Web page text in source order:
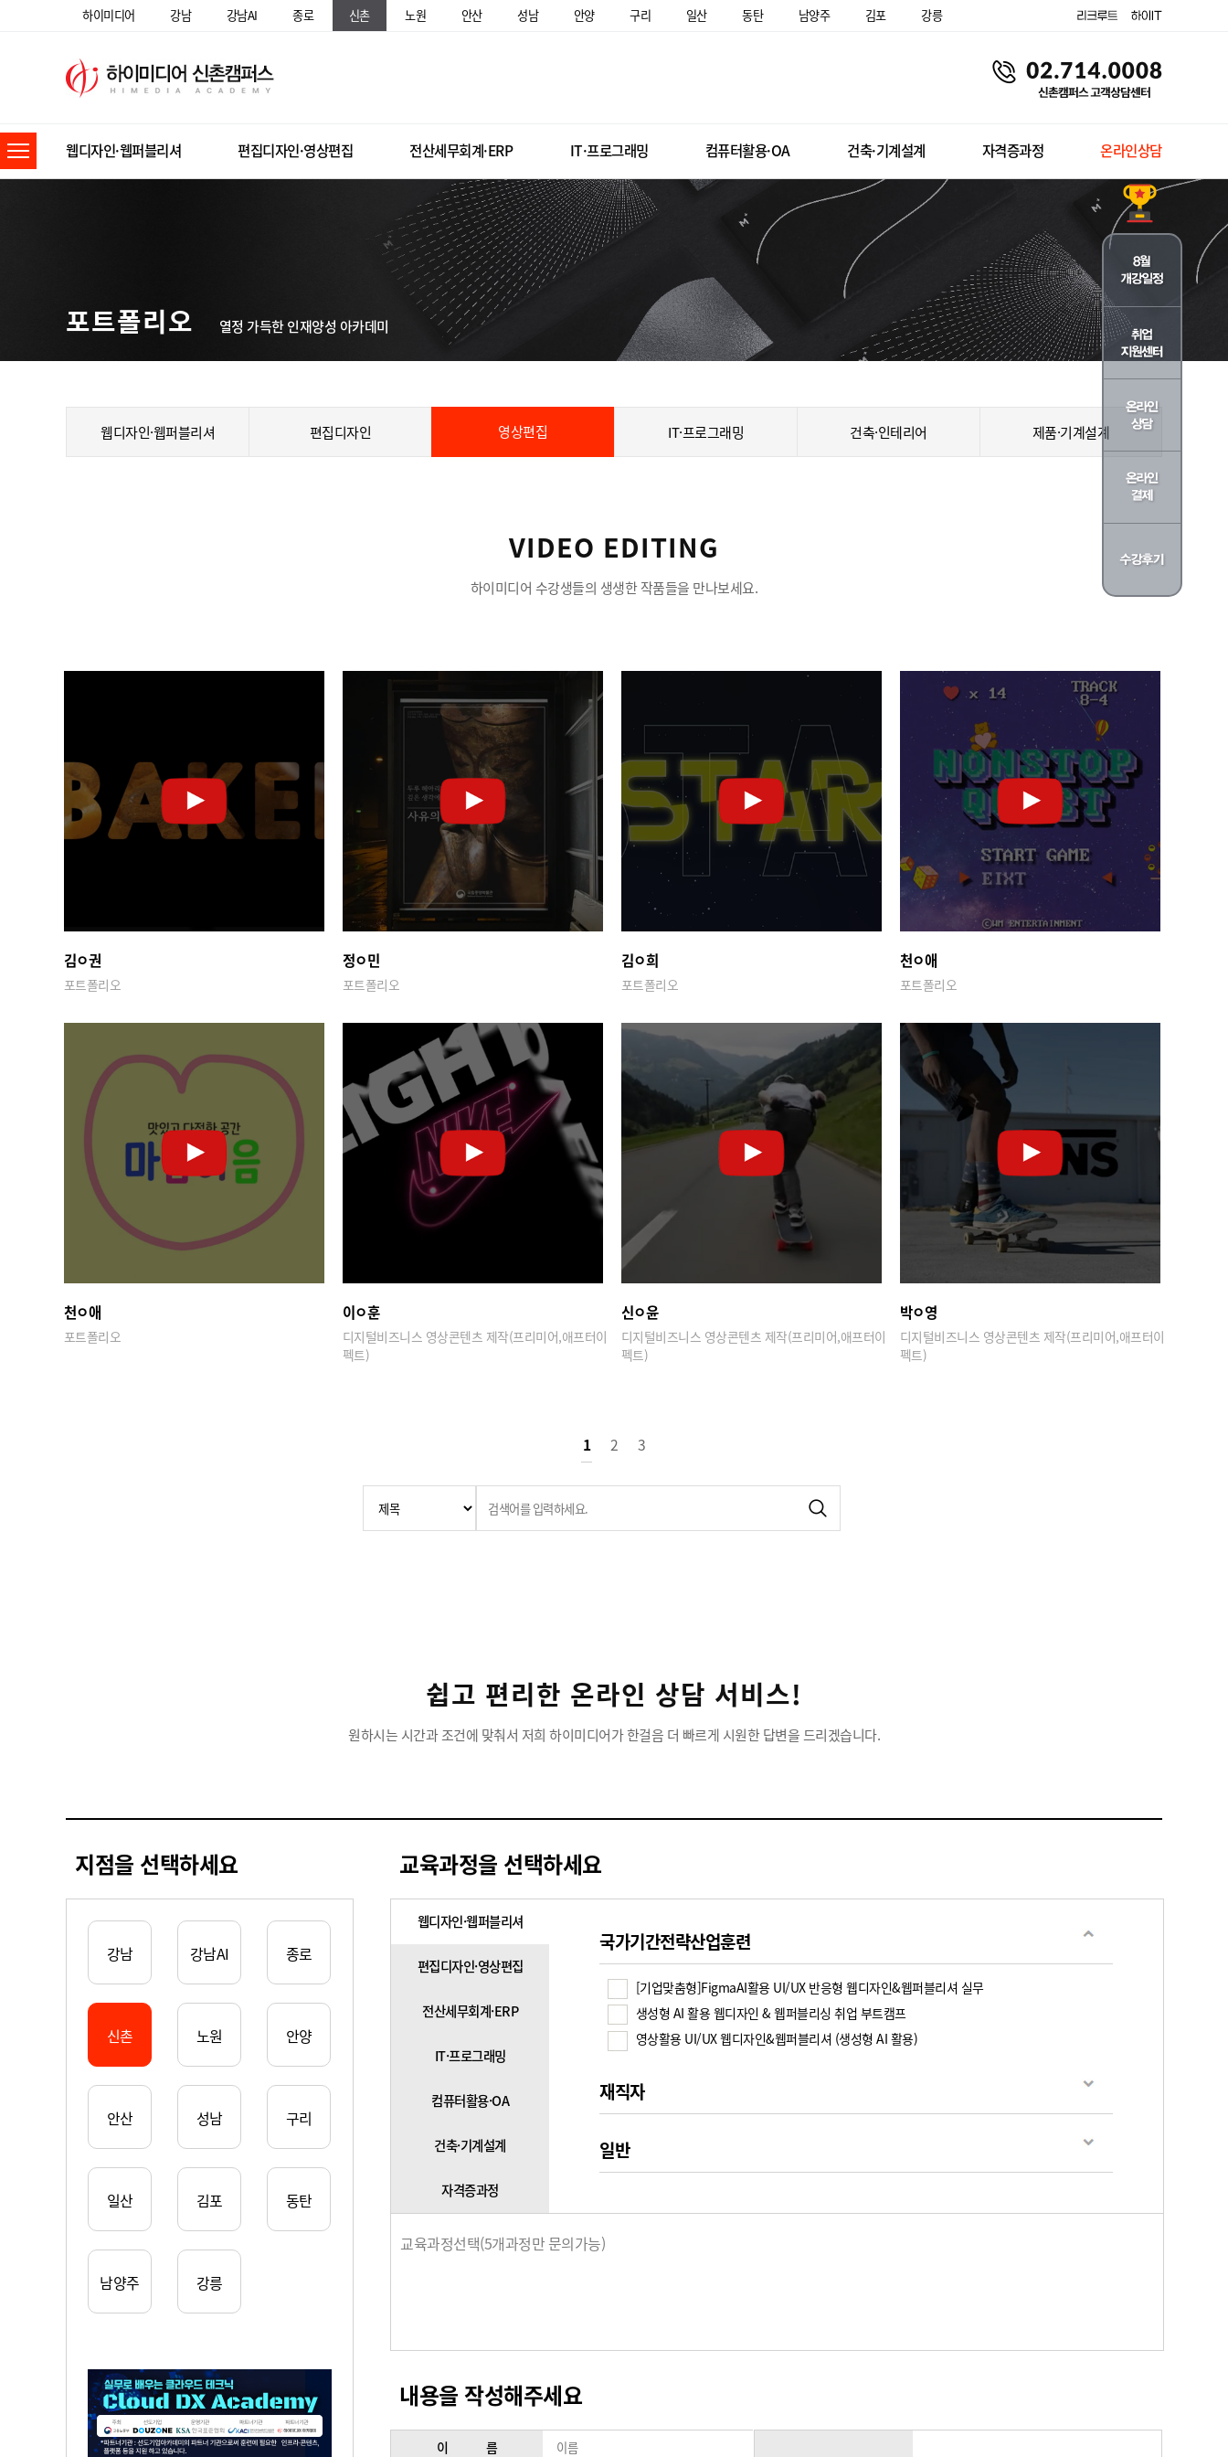
하이미디어 강남 강남AI 종로 신촌 노원 안산 성남 안양 구리 일산 동탄 남양주 김포 강릉
웹디자인·웹퍼블리셔 편집디자인·영상편집 전산세무회계·ERP IT·프로그래밍 컴퓨터활용·OA 건축·기계설계 자격증과정 온라인상담
포트폴리오 열정 가득한 인재양성 아카데미
웹디자인·웹퍼블리셔 편집디자인 영상편집 IT·프로그래밍 건축·인테리어 제품·기계설계
VIDEO EDITING
하이미디어 수강생들의 생생한 작품들을 만나보세요.
김ㅇ권
포트폴리오
정ㅇ민
포트폴리오
김ㅇ희
포트폴리오
천ㅇ애
포트폴리오
천ㅇ애
포트폴리오
이ㅇ훈
디지털비즈니스 영상콘텐츠 제작(프리미어,애프터이
펙트)
신ㅇ윤
디지털비즈니스 영상콘텐츠 제작(프리미어,애프터이
펙트)
박ㅇ영
디지털비즈니스 영상콘텐츠 제작(프리미어,애프터이
펙트)
1 2 3
쉽고 편리한 온라인 상담 서비스!
원하시는 시간과 조건에 맞춰서 저희 하이미디어가 한걸음 더 빠르게 시원한 답변을 드리겠습니다.
지점을 선택하세요
강남 강남AI 종로
신촌 노원 안양
안산 성남 구리
일산 김포 동탄
남양주 강릉
교육과정을 선택하세요
웹디자인·웹퍼블리셔
편집디자인·영상편집
전산세무회계·ERP
IT·프로그래밍
컴퓨터활용·OA
건축·기계설계
자격증과정
국가기간전략산업훈련
[기업맞춤형]FigmaAI활용 UI/UX 반응형 웹디자인&웹퍼블리셔 실무
생성형 AI 활용 웹디자인 & 웹퍼블리싱 취업 부트캠프
영상활용 UI/UX 웹디자인&웹퍼블리셔 (생성형 AI 활용)
재직자
일반
교육과정선택(5개과정만 문의가능)
내용을 작성해주세요
이 름